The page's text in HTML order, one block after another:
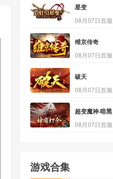
星变
08月07日首服
维京传奇
08月07日首服
破天
08月07日首服
超变魔神·暗黑
08月07日首服
游戏合集